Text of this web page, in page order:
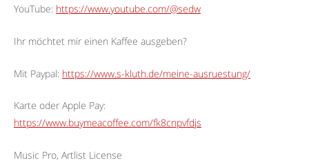
YouTube: https://www.youtube.com/@sedw
Ihr möchtet mir einen Kaffee ausgeben?
Mit Paypal: https://www.s-kluth.de/meine-ausruestung/
Karte oder Apple Pay:
https://www.buymeacoffee.com/fk8cnpvfdjs
Music Pro, Artlist License